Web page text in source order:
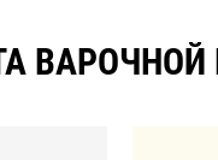
ВАРОЧНОЙ